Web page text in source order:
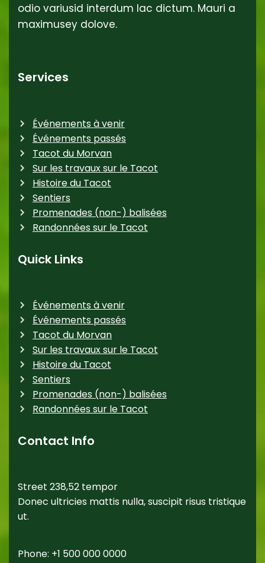
odio variusid interdum lac dictum. Mauri a
maximusey dolove.
Services
Événements à venir
Événements passés
Tacot du Morvan
Sur les travaux sur le Tacot
Histoire du Tacot
Sentiers
Promenades (non-) balisées
Randonnées sur le Tacot
Quick Links
Événements à venir
Événements passés
Tacot du Morvan
Sur les travaux sur le Tacot
Histoire du Tacot
Sentiers
Promenades (non-) balisées
Randonnées sur le Tacot
Contact Info
Street 238,52 tempor
Donec ultricies mattis nulla, suscipit risus tristique
ut.
Phone: +1 500 000 0000